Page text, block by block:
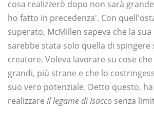
cosa realizzerò dopo non sarà
ho fatto in precedenza'. Con
superato, McMillen sapeva che la
sarebbe stata solo quella di spingere
creatore. Voleva lavorare su cose
grandi, più strane e che lo
suo vero potenziale. Detto questo,
realizzare Il legame di Isacco senza